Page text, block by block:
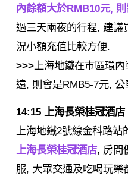
內餘額大於RMB10元,
過三天兩夜的行程, 建議
況小額充值比較方便.
>>>上海地鐵在市區環
遠, 則會是RMB5-7元,
14:15 上海長榮桂冠酒
上海地鐵2號線金科路站
上海長榮桂冠酒店, 房間
服, 大眾交通及吃喝玩樂